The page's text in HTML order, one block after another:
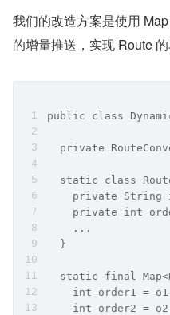
我们的改造方案是使用
的增量推送，实现 Route 的
public class
private
static class
private String
private int
    ...
  }
static final
int order1 =
int order2 =